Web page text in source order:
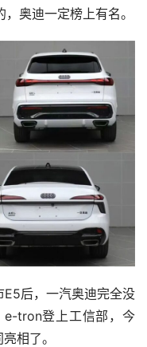
奥迪一定榜上有名。
后，一汽奥迪完全没
e-tron登上工信部，今
相了。